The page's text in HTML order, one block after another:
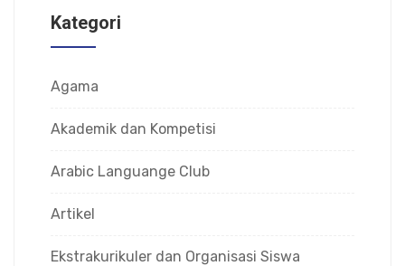
Kategori
Agama
Akademik dan Kompetisi
Arabic Languange Club
Artikel
Ekstrakurikuler dan Organisasi Siswa